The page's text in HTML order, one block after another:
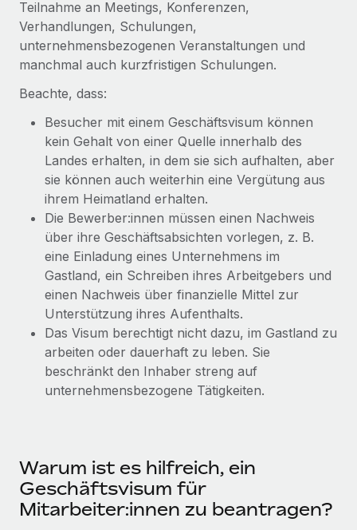
Frag unsere Expert:innen
Hilfe von Expert:innen für globale HR & Compliance
Background-Checks
Einfacheres Bewerber:innen-Screening
Compliance Watchtower
Lückenlose Compliance
Geräteverwaltung
Gründung von Niederlassungen
Schnelle, rechtssichere Gründung von
Niederlassungen
Mobilität und Relocation
Mühelose Relocation von Mitarbeiter:innen
Remote Build Demnächst verfügbar
Beratung zu Integrationen und KI-Automatisierung
FALLSTUDIEN
So hat der KI-Vorreiter Weaviate sein Team mit
Remote um 120 % vergrößert
Weaviate auf einen Blick Weaviate entwickelt KI-basierte
Open-Source-Infrastrukturen. Das...
Mehr erfahren
Revolution des Enterprise Contractor
Managements – die Erfolgsgeschichte einer
globalen Content-Agentur mit Remote
Auf einen Blick Erfahre mehr über die unglaubliche
Mehr erfahren
Informationen zu Gehältern und Qualifikationen
Hol dir Unterstützung
Alle Ressourcen anzeigen
BLOG
Globale Payroll
EOR und PEO
Contractor Management
Steuern
Den Blog erkunden
BLOG
Auch im neuen Jahr wollen wir bei Remote Unternehmen
aller Größen dabei unterstützen, die beste...
Teilnahme an Meetings, Konferenzen,
Verhandlungen, Schulungen,
unternehmensbezogenen Veranstaltungen und
manchmal auch kurzfristigen Schulungen.
Beachte, dass:
Besucher mit einem Geschäftsvisum können
kein Gehalt von einer Quelle innerhalb des
Landes erhalten, in dem sie sich aufhalten, aber
sie können auch weiterhin eine Vergütung aus
ihrem Heimatland erhalten.
Die Bewerber:innen müssen einen Nachweis
über ihre Geschäftsabsichten vorlegen, z. B.
eine Einladung eines Unternehmens im
Gastland, ein Schreiben ihres Arbeitgebers und
einen Nachweis über finanzielle Mittel zur
Unterstützung ihres Aufenthalts.
Das Visum berechtigt nicht dazu, im Gastland zu
arbeiten oder dauerhaft zu leben. Sie
beschränkt den Inhaber streng auf
unternehmensbezogene Tätigkeiten.
Warum ist es hilfreich, ein
Geschäftsvisum für
Mitarbeiter:innen zu beantragen?